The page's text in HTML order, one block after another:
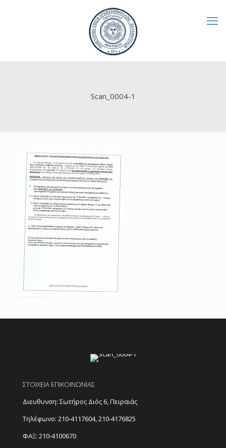
Scan_0004-1
ΣΤΟΙΧΕΙΑ ΕΠΙΚΟΙΝΩΝΙΑΣ
Διευθυνση: Σωτήρος Διός 6, Πειραιάς
Τηλέφωνο: 210-4117604,210-4176825
ΦΑΞ: 210-4100670